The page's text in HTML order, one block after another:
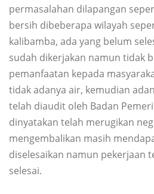
permasalahan dilapangan
bersih dibeberapa wilayah
kalibamba, ada yang belum
sudah dikerjakan namun tidak
pemanfaatan kepada
tidak adanya air, kemudian
telah diaudit oleh Badan
dinyatakan telah merugikan
mengembalikan masih
diselesaikan namun pekerjaan
selesai.